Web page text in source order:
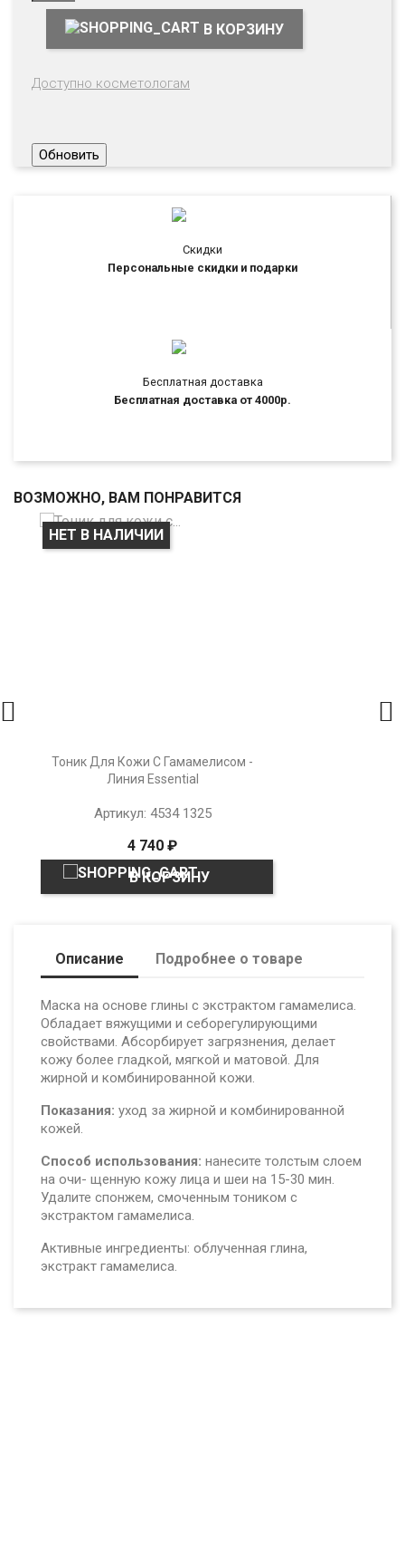
В КОРЗИНУ
Доступно косметологам
Скидки
Персональные скидки и подарки
Бесплатная доставка
Бесплатная доставка от 4000р.
ВОЗМОЖНО, ВАМ ПОНРАВИТСЯ
Тоник Для Кожи С Гамамелисом -
Линия Essential
Артикул: 4534 1325
4 740 ₽
В КОРЗИНУ
НЕТ В НАЛИЧИИ
 
Описание Подробнее о товаре
Маска на основе глины с экстрактом гамамелиса.
Обладает вяжущими и себорегулирующими
свойствами. Абсорбирует загрязнения, делает
кожу более гладкой, мягкой и матовой. Для
жирной и комбинированной кожи.
Показания: уход за жирной и комбинированной
кожей.
Способ использования: нанесите толстым слоем
на очи- щенную кожу лица и шеи на 15-30 мин.
Удалите спонжем, смоченным тоником с
экстрактом гамамелиса.
Активные ингредиенты: облученная глина,
экстракт гамамелиса.